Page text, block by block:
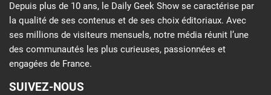
Depuis plus de 10 ans, le Daily Geek Show se caractérise par
la qualité de ses contenus et de ses choix éditoriaux. Avec
ses millions de visiteurs mensuels, notre média réunit l’une
des communautés les plus curieuses, passionnées et
engagées de France.
SUIVEZ-NOUS